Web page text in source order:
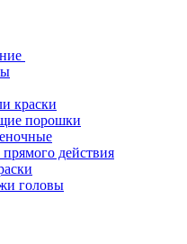
краски
порошки
действия
головы